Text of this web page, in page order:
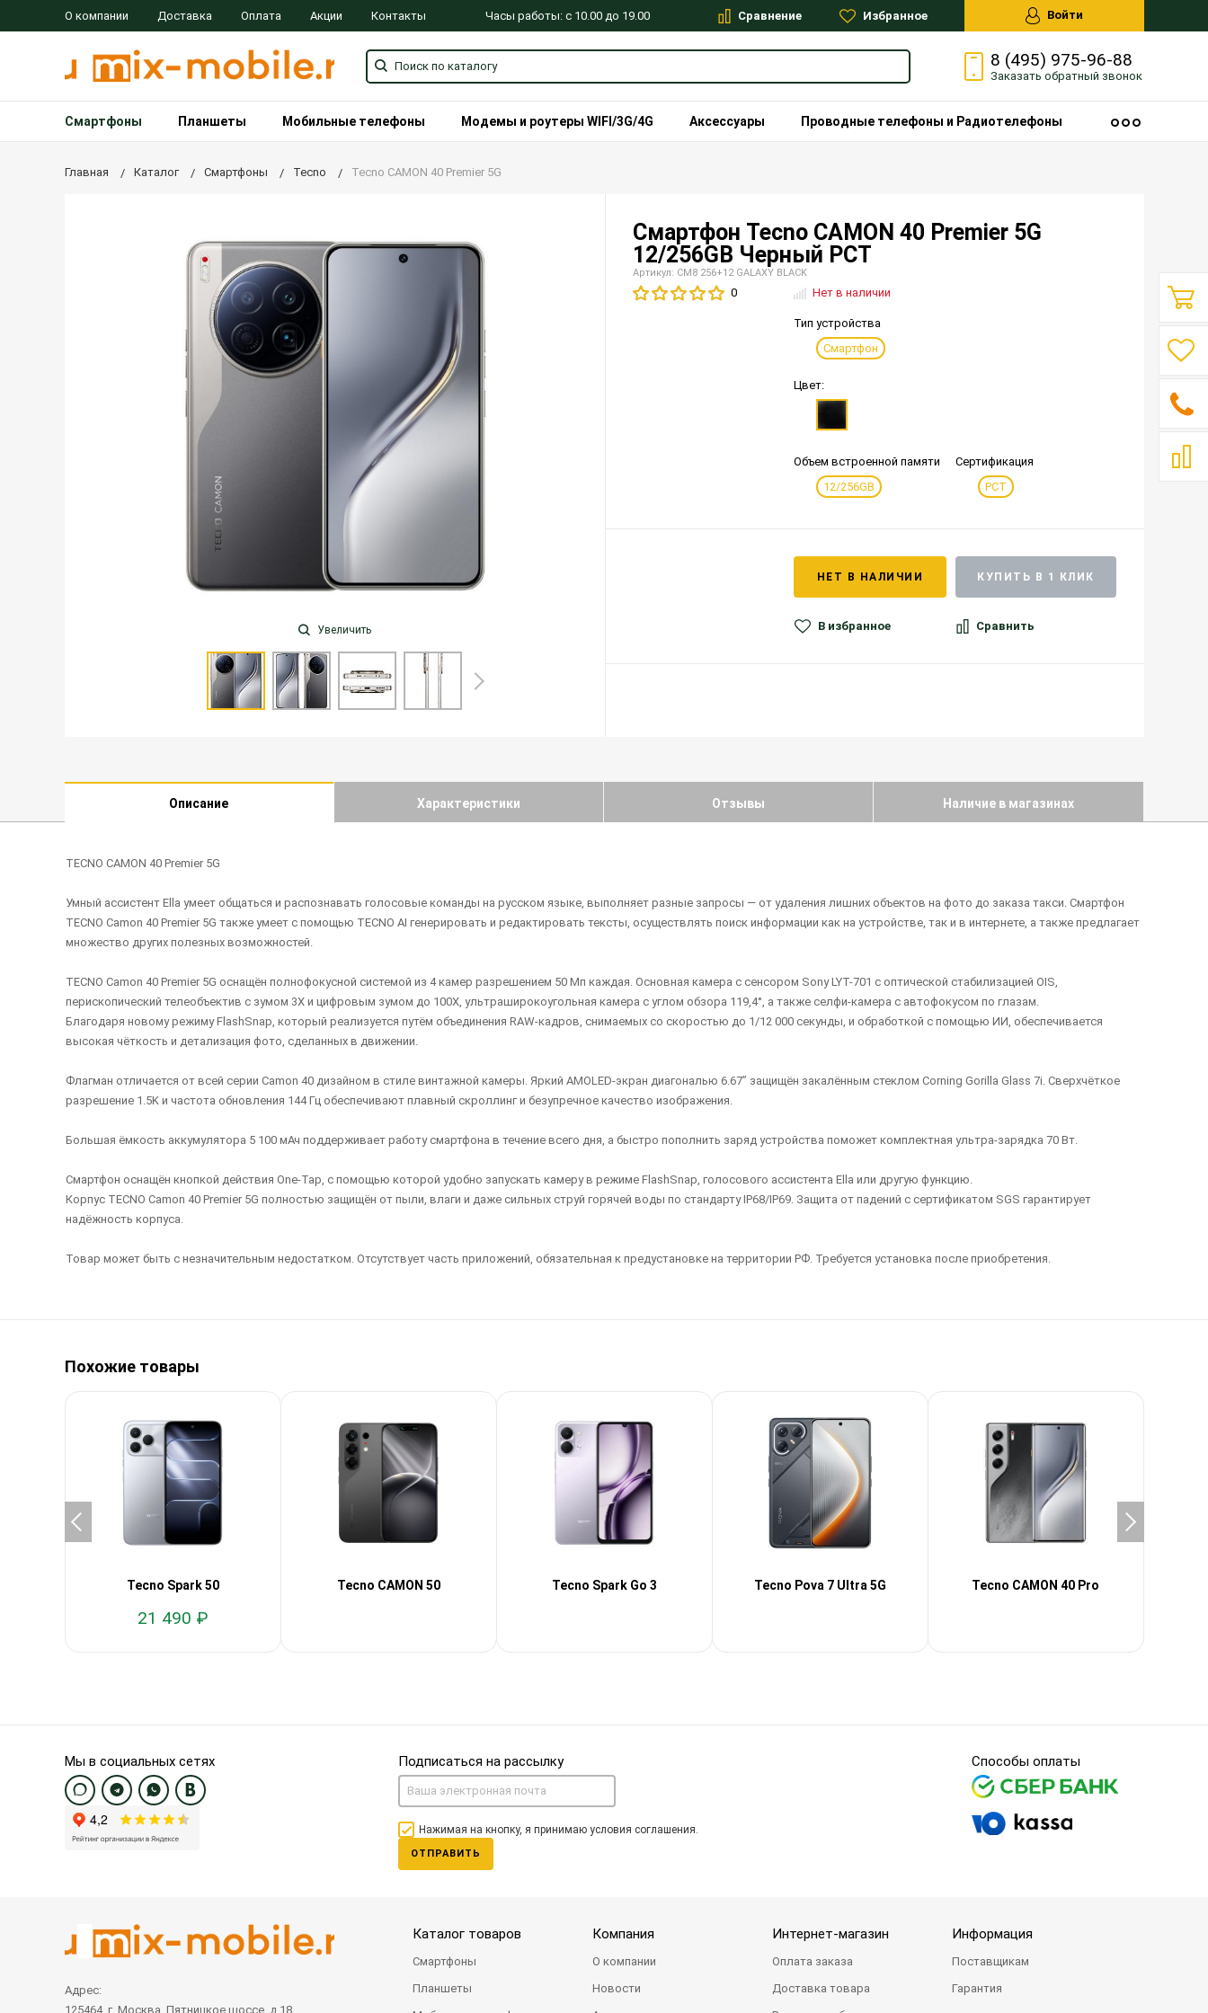
О компании Доставка Оплата Акции Контакты Часы работы: с 10.00 до 19.00 Сравнение Избранное Войти
8 (495) 975-96-88
Заказать обратный звонок
Смартфоны Планшеты Мобильные телефоны Модемы и роутеры WIFI/3G/4G Аксессуары Проводные телефоны и Радиотелефоны
Главная Каталог Смартфоны Tecno Tecno CAMON 40 Premier 5G
Увеличить
Смартфон Tecno CAMON 40 Premier 5G
12/256GB Черный РСТ
Артикул: CM8 256+12 GALAXY BLACK
0 Нет в наличии
Тип устройства
Смартфон
Цвет:
Объем встроенной памяти
12/256GB
Сертификация
РСТ
НЕТ В НАЛИЧИИ КУПИТЬ В 1 КЛИК
В избранное Сравнить
Описание Характеристики Отзывы Наличие в магазинах
TECNO CAMON 40 Premier 5G
Умный ассистент Ella умеет общаться и распознавать голосовые команды на русском языке, выполняет разные запросы — от удаления лишних объектов на фото до заказа такси. Смартфон
TECNO Camon 40 Premier 5G также умеет с помощью TECNO AI генерировать и редактировать тексты, осуществлять поиск информации как на устройстве, так и в интернете, а также предлагает
множество других полезных возможностей.
TECNO Camon 40 Premier 5G оснащён полнофокусной системой из 4 камер разрешением 50 Мп каждая. Основная камера с сенсором Sony LYT-701 с оптической стабилизацией OIS,
перископический телеобъектив с зумом 3X и цифровым зумом до 100X, ультраширокоугольная камера с углом обзора 119,4°, а также селфи-камера с автофокусом по глазам.
Благодаря новому режиму FlashSnap, который реализуется путём объединения RAW-кадров, снимаемых со скоростью до 1/12 000 секунды, и обработкой с помощью ИИ, обеспечивается
высокая чёткость и детализация фото, сделанных в движении.
Флагман отличается от всей серии Camon 40 дизайном в стиле винтажной камеры. Яркий AMOLED-экран диагональю 6.67” защищён закалённым стеклом Corning Gorilla Glass 7i. Сверхчёткое
разрешение 1.5K и частота обновления 144 Гц обеспечивают плавный скроллинг и безупречное качество изображения.
Большая ёмкость аккумулятора 5 100 мАч поддерживает работу смартфона в течение всего дня, а быстро пополнить заряд устройства поможет комплектная ультра-зарядка 70 Вт.
Смартфон оснащён кнопкой действия One-Tap, с помощью которой удобно запускать камеру в режиме FlashSnap, голосового ассистента Ella или другую функцию.
Корпус TECNO Camon 40 Premier 5G полностью защищён от пыли, влаги и даже сильных струй горячей воды по стандарту IP68/IP69. Защита от падений с сертификатом SGS гарантирует
надёжность корпуса.
Товар может быть с незначительным недостатком. Отсутствует часть приложений, обязательная к предустановке на территории РФ. Требуется установка после приобретения.
Похожие товары
Tecno Spark 50
21 490 ₽
Tecno CAMON 50 Tecno Spark Go 3 Tecno Pova 7 Ultra 5G Tecno CAMON 40 Pro
Мы в социальных сетях Подписаться на рассылку
Нажимая на кнопку, я принимаю условия соглашения.
ОТПРАВИТЬ
Способы оплаты
Адрес:
125464, г. Москва, Пятницкое шоссе, д.18,
Каталог товаров
Смартфоны
Планшеты
Компания
О компании
Новости
Интернет-магазин
Оплата заказа
Доставка товара
Информация
Поставщикам
Гарантия